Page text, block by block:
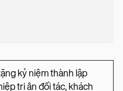
kỷ niệm thành lập
tri ân đối tác, khách